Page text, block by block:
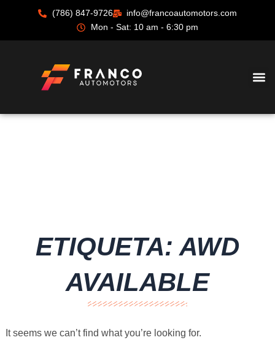
contenido
(786) 847-9726
info@francoautomotors.com
Mon - Sat: 10 am - 6:30 pm
ETIQUETA: AWD
AVAILABLE
It seems we can’t find what you’re looking for.